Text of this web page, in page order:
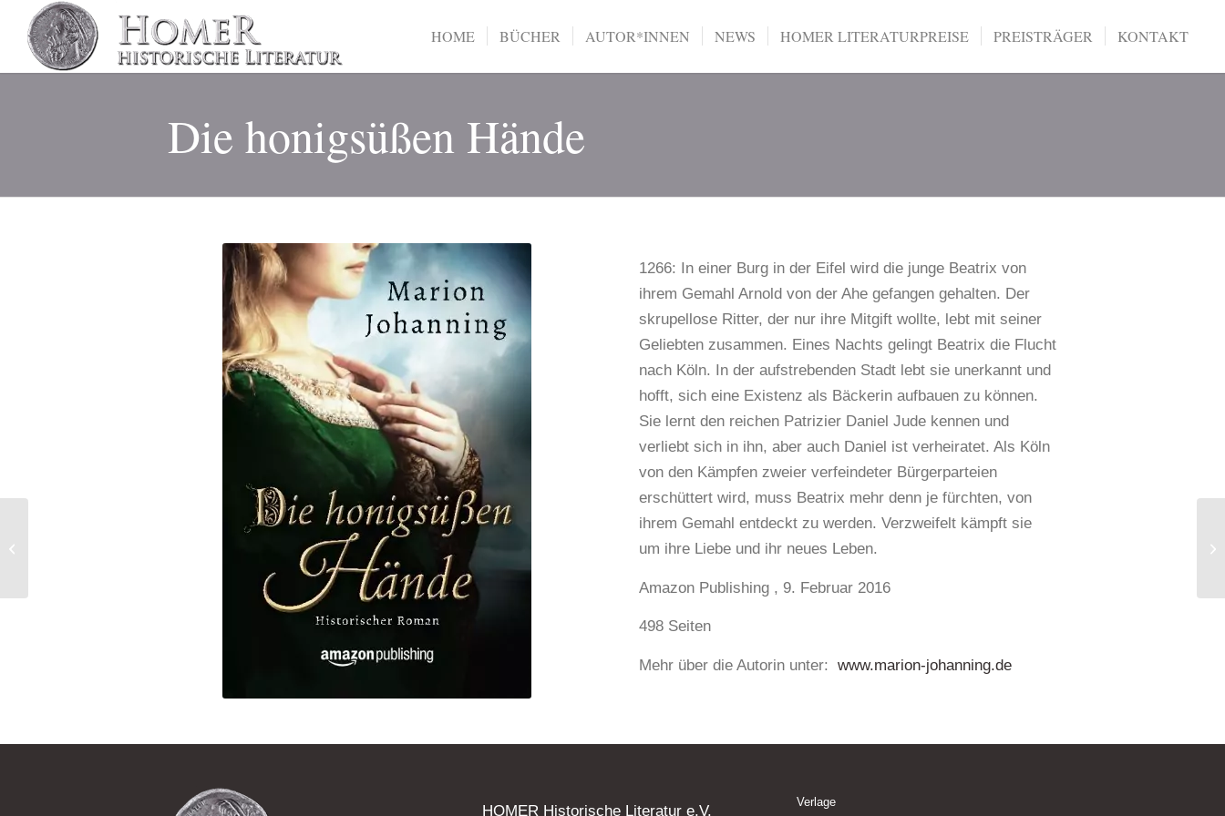
HOME BÜCHER AUTOR*INNEN NEWS HOMER LITERATURPREISE PREISTRÄGER KONTAKT
Die honigsüßen Hände
1266: In einer Burg in der Eifel wird die junge Beatrix von
ihrem Gemahl Arnold von der Ahe gefangen gehalten. Der
skrupellose Ritter, der nur ihre Mitgift wollte, lebt mit seiner
Geliebten zusammen. Eines Nachts gelingt Beatrix die Flucht
nach Köln. In der aufstrebenden Stadt lebt sie unerkannt und
hofft, sich eine Existenz als Bäckerin aufbauen zu können.
Sie lernt den reichen Patrizier Daniel Jude kennen und
verliebt sich in ihn, aber auch Daniel ist verheiratet. Als Köln
von den Kämpfen zweier verfeindeter Bürgerparteien
erschüttert wird, muss Beatrix mehr denn je fürchten, von
ihrem Gemahl entdeckt zu werden. Verzweifelt kämpft sie
um ihre Liebe und ihr neues Leben.
Amazon Publishing , 9. Februar 2016
498 Seiten
Mehr über die Autorin unter:www.marion-johanning.de
HOMER Historische Literatur e.V.
Verlage